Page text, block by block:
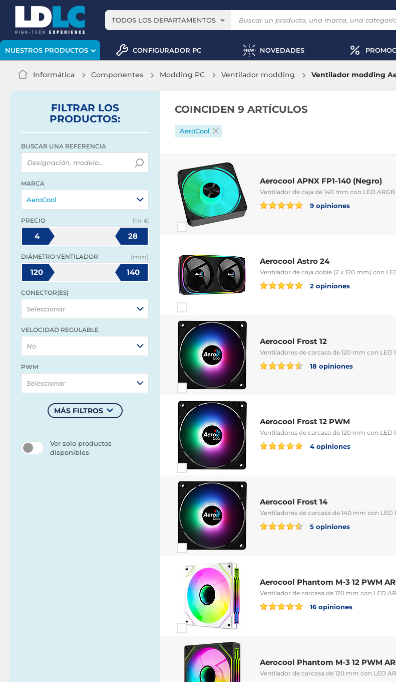
TODOS LOS DEPARTAMENTOS
NUESTROS PRODUCTOS CONFIGURADOR PC NOVEDADES
Informática Componentes Modding PC Ventilador modding Ventilador modding
FILTRAR LOS
PRODUCTOS:
BUSCAR UNA REFERENCIA
MARCA
AeroCool
PRECIO En €
4 28
DIÁMETRO VENTILADOR (mm)
120 140
CONECTOR(ES)
Seleccionar
VELOCIDAD REGULABLE
No
PWM
Seleccionar
MÁS FILTROS
Ver solo productos
disponibles
COINCIDEN 9 ARTÍCULOS
AeroCool
Aerocool APNX FP1-140 (Negro)
Ventilador de caja de 140 mm con LED ARGB
9 opiniones
Aerocool Astro 24
Ventilador de caja doble (2 x 120 mm) con
2 opiniones
Aerocool Frost 12
Ventiladores de carcasa de 120 mm con LED
18 opiniones
Aerocool Frost 12 PWM
Ventiladores de carcasa de 120 mm con LED
4 opiniones
Aerocool Frost 14
Ventiladores de carcasa de 140 mm con LED
5 opiniones
Aerocool Phantom M-3 12 PWM
Ventilador de carcasa de 120 mm con LED
16 opiniones
Aerocool Phantom M-3 12 PWM
Ventilador de carcasa de 120 mm con LED